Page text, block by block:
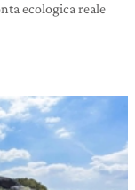
ecologica reale